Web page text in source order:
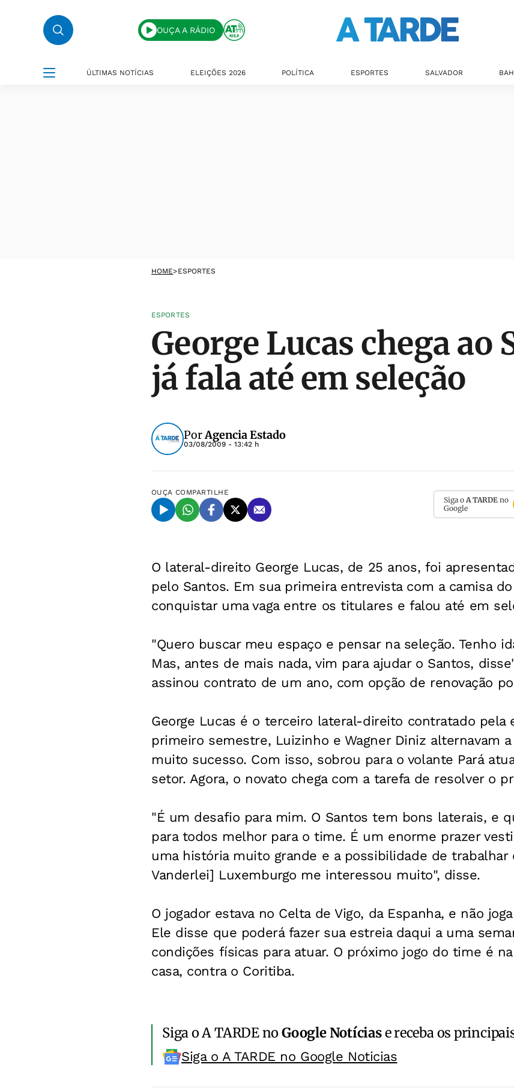
OUÇA A RÁDIO
ÚLTIMAS NOTÍCIAS ELEIÇÕES 2026 POLÍTICA ESPORTES SALVADOR
HOME>ESPORTES
ESPORTES
George Lucas chega ao
já fala até em seleção
PorAgencia Estado
03/08/2009 - 13:42 h
OUÇA COMPARTILHE
Siga o A TARDE no
Google
O lateral-direito George Lucas, de 25 anos, foi
pelo Santos. Em sua primeira entrevista com a camisa
conquistar uma vaga entre os titulares e falou até em
"Quero buscar meu espaço e pensar na seleção. Tenho
Mas, antes de mais nada, vim para ajudar o Santos,
assinou contrato de um ano, com opção de renovação
George Lucas é o terceiro lateral-direito contratado pela
primeiro semestre, Luizinho e Wagner Diniz alternavam
muito sucesso. Com isso, sobrou para o volante Pará
setor. Agora, o novato chega com a tarefa de resolver o
"É um desafio para mim. O Santos tem bons laterais, e
para todos melhor para o time. É um enorme prazer
uma história muito grande e a possibilidade de trabalhar
Vanderlei] Luxemburgo me interessou muito", disse.
O jogador estava no Celta de Vigo, da Espanha, e não
Ele disse que poderá fazer sua estreia daqui a uma
condições físicas para atuar. O próximo jogo do time é
casa, contra o Coritiba.
Siga o A TARDE noGoogle Notíciase receba os
Siga o A TARDE no Google Noticias